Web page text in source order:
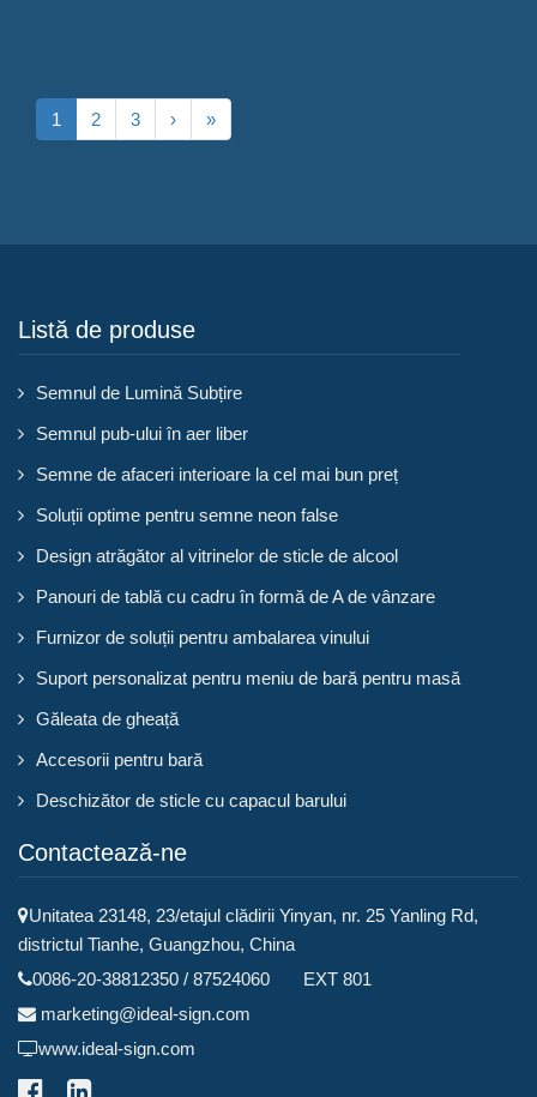
1 2 3 › »
Listă de produse
Semnul de Lumină Subțire
Semnul pub-ului în aer liber
Semne de afaceri interioare la cel mai bun preț
Soluții optime pentru semne neon false
Design atrăgător al vitrinelor de sticle de alcool
Panouri de tablă cu cadru în formă de A de vânzare
Furnizor de soluții pentru ambalarea vinului
Suport personalizat pentru meniu de bară pentru masă
Găleata de gheață
Accesorii pentru bară
Deschizător de sticle cu capacul barului
Contactează-ne
Unitatea 23148, 23/etajul clădirii Yinyan, nr. 25 Yanling Rd,
districtul Tianhe, Guangzhou, China
0086-20-38812350 / 87524060 EXT 801
marketing@ideal-sign.com
www.ideal-sign.com